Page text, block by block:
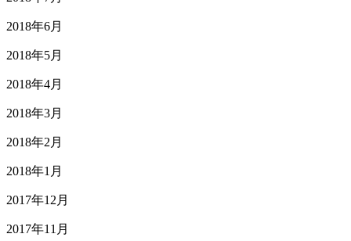
2018年6月
2018年5月
2018年4月
2018年3月
2018年2月
2018年1月
2017年12月
2017年11月